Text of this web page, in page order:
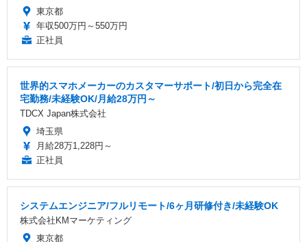
東京都
年収500万円～550万円
正社員
世界的スマホメーカーのカスタマーサポート/初日から完全在
宅勤務/未経験OK/月給28万円～
TDCX Japan株式会社
埼玉県
月給28万1,228円～
正社員
システムエンジニア/フルリモート/6ヶ月研修付き/未経験OK
株式会社KMマーケティング
東京都